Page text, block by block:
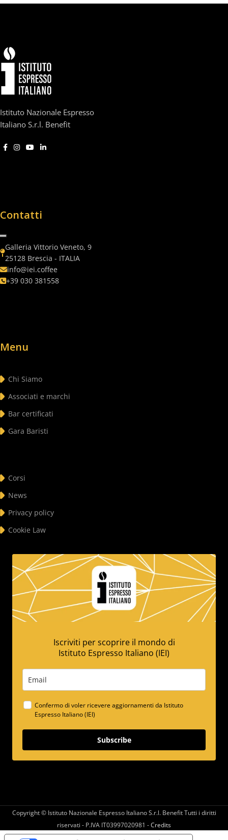
Istituto Nazionale Espresso
Italiano S.r.l. Benefit
Contatti
Galleria Vittorio Veneto, 9
25128 Brescia - ITALIA
info@iei.coffee
+39 030 381558
Menu
Chi Siamo
Associati e marchi
Bar certificati
Gara Baristi
Corsi
News
Privacy policy
Cookie Law
Iscriviti per scoprire il mondo di
Istituto Espresso Italiano (IEI)
Confermo di voler ricevere aggiornamenti da Istituto
Espresso Italiano (IEI)
Subscribe
Copyright © Istituto Nazionale Espresso Italiano S.r.l. Benefit Tutti i diritti
riservati - P.IVA IT03997020981 -Credits